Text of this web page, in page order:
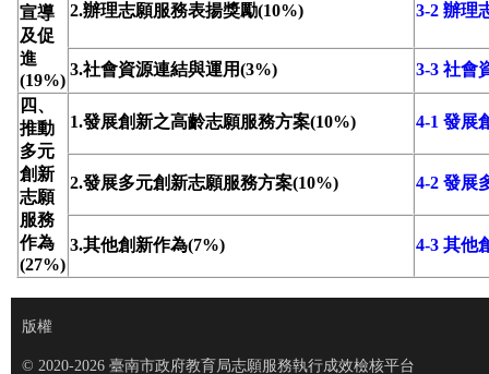
宣導
及促
進
(19%)
2.辦理志願服務表揚獎勵(10%) 3-2 辦理
3.社會資源連結與運用(3%)
3-3 社會
四、
推動
多元
創新
志願
服務
作為
(27%)
1.發展創新之高齡志願服務方案(10%) 4-1 發展
2.發展多元創新志願服務方案(10%) 4-2 發展
3.其他創新作為(7%) 4-3 其他
版權
© 2020-2026 臺南市政府教育局志願服務執行成效檢核平台